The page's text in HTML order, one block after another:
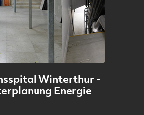
Winterthur -
Energie